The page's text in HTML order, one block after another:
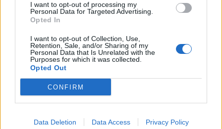
I want to opt-out of processing my
Personal Data for Targeted Advertising.
Opted In
I want to opt-out of Collection, Use,
Retention, Sale, and/or Sharing of my
Personal Data that Is Unrelated with the
Purposes for which it was collected.
Opted Out
CONFIRM
Data Deletion Data Access Privacy Policy
X